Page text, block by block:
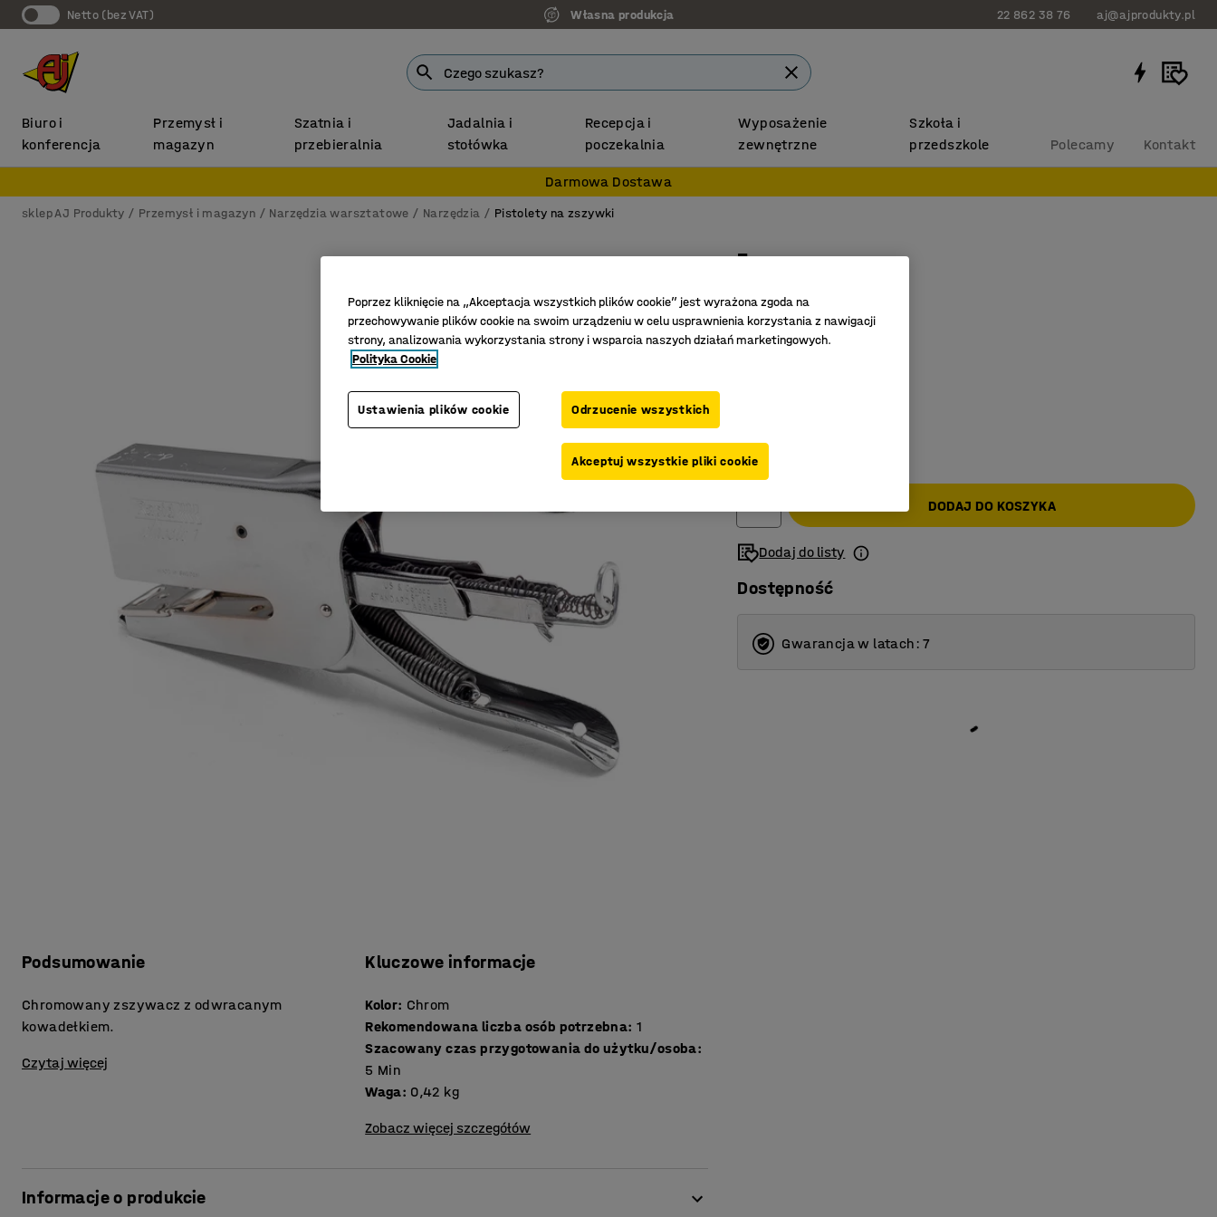
Netto (bez VAT) Własna produkcja 22 862 38 76 aj@ajprodukty.pl
Biuro i
konferencja
Przemysł i
magazyn
Szatnia i
przebieralnia
Jadalnia i
stołówka
Recepcja i
poczekalnia
Wyposażenie
zewnętrzne
Szkoła i
przedszkole
Polecamy Kontakt
Darmowa Dostawa
sklep AJ Produkty Przemysł i magazyn Narzędzia warsztatowe Narzędzia Pistolety na zszywki
Podsumowanie
Chromowany zszywacz z odwracanym
kowadełkiem.
Czytaj więcej
Kluczowe informacje
Kolor: Chrom
Rekomendowana liczba osób potrzebna: 1
Szacowany czas przygotowania do użytku/osoba:
5 Min
Waga: 0,42 kg
Zobacz więcej szczegółów
Informacje o produkcie
Zszywacz
Nr art.:23140
185,-
Netto (bez VAT)
DODAJ DO KOSZYKA
Dodaj do listy
Dostępność
Gwarancja w latach: 7
Poprzez kliknięcie na „Akceptacja wszystkich plików cookie” jest wyrażona zgoda na
przechowywanie plików cookie na swoim urządzeniu w celu usprawnienia korzystania z nawigacji
strony, analizowania wykorzystania strony i wsparcia naszych działań marketingowych.
Polityka Cookie
Ustawienia plików cookie Odrzucenie wszystkich
Akceptuj wszystkie pliki cookie